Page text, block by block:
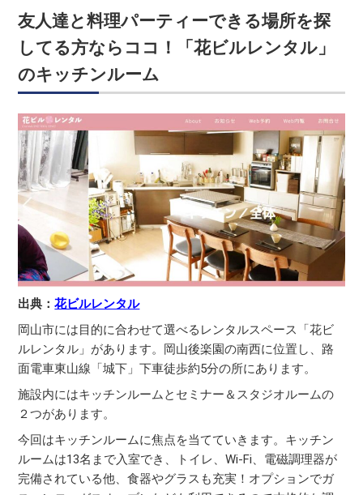
友人達と料理パーティーできる場所を探
してる方ならココ！「花ビルレンタル」
のキッチンルーム
出典：花ビルレンタル
岡山市には目的に合わせて選べるレンタルスペース「花ビ
ルレンタル」があります。岡山後楽園の南西に位置し、路
面電車東山線「城下」下車徒歩約5分の所にあります。
施設内にはキッチンルームとセミナー＆スタジオルームの
２つがあります。
今回はキッチンルームに焦点を当てていきます。キッチン
ルームは13名まで入室でき、トイレ、Wi-Fi、電磁調理器が
完備されている他、食器やグラスも充実！オプションでガ